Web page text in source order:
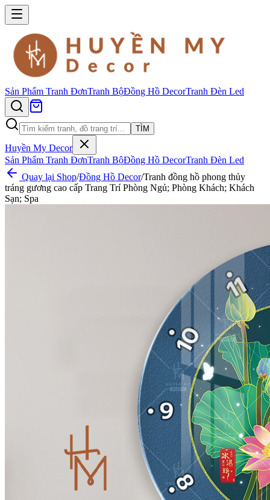
Sản Phẩm Tranh ĐơnTranh BộĐồng Hồ DecorTranh Đèn Led
TÌM
Huyền My Decor
Sản Phẩm Tranh ĐơnTranh BộĐồng Hồ DecorTranh Đèn Led
Quay lại Shop/Đồng Hồ Decor/Tranh đồng hồ phong thủy
tráng gương cao cấp Trang Trí Phòng Ngủ; Phòng Khách; Khách
Sạn; Spa